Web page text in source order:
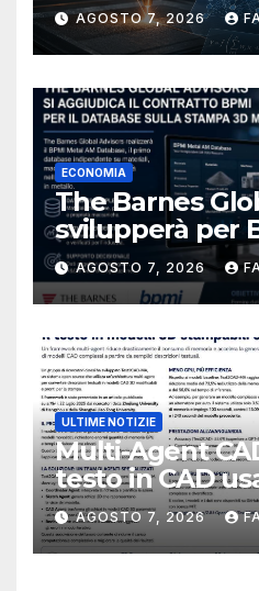
del bagno di
AGOSTO 7, 2026
ECONOMIA
The Barnes
svilupperà per
database per
metallica
navale
AGOSTO 7, 2026
ULTIME NOTIZIE
Multi-Agent
testo in CAD
meno token
AGOSTO 7, 2026